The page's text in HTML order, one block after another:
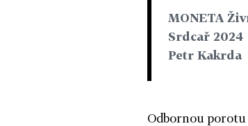
MONETA
Srdcař 2024
Petr Kakrda
Odbornou